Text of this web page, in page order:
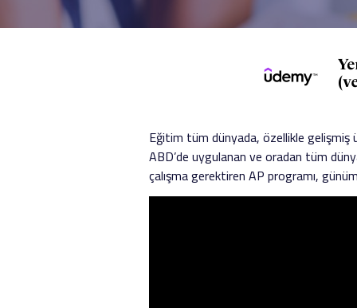
Eğitim tüm dünyada, özellikle gelişmiş
ABD’de uygulanan ve oradan tüm
çalışma gerektiren AP programı,